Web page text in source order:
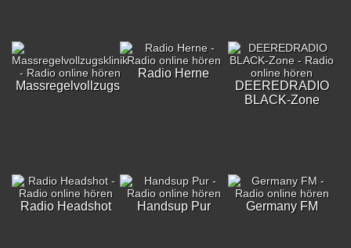
Massregelvollzugsklinik
Radio Herne
DEEREDRADIO
BLACK-Zone
Radio Headshot Handsup Pur Germany FM